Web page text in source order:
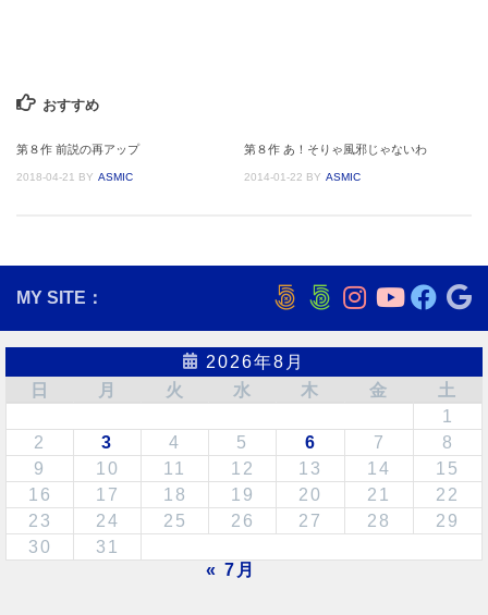
おすすめ
第８作 前説の再アップ
2018-04-21 BY ASMIC
第８作 あ！そりゃ風邪じゃないわ
2014-01-22 BY ASMIC
MY SITE：
2026年8月
日
月 火 水 木 金
土
1
2
3 4 5 6 7
8
9
10 11 12 13 14
15
16
17 18 19 20 21
22
23
24 25 26 27 28
29
30
31
« 7月